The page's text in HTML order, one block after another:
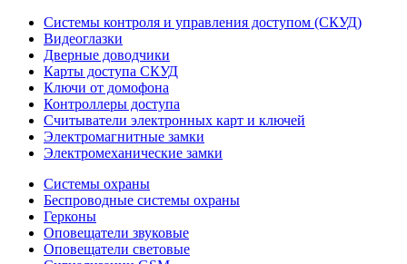
Системы контроля и управления доступом (СКУД)
Видеоглазки
Дверные доводчики
Карты доступа СКУД
Ключи от домофона
Контроллеры доступа
Считыватели электронных карт и ключей
Электромагнитные замки
Электромеханические замки
Системы охраны
Беспроводные системы охраны
Герконы
Оповещатели звуковые
Оповещатели световые